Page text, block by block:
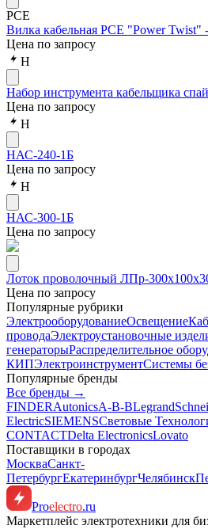
PCE
Вилка кабельная PCE "Power Twist"
Цена по запросу
Н
Набор инструмента кабельщика
Цена по запросу
Н
НАС-240-1Б
Цена по запросу
Н
НАС-300-1Б
Цена по запросу
Лоток проволочный ЛПр-
Цена по запросу
Популярные рубрики
ЭлектрооборудованиеОсвещение
проводаЭлектроустановочные
генераторыРаспределительное
КИПЭлектроинструментСистемы
Популярные бренды
Все бренды →
FINDERAutonicsA-B-BLegrand
ElectricSIEMENSСветовые
CONTACTDelta ElectronicsLovato
Поставщики в городах
МоскваСанкт-
ПетербургЕкатеринбургЧелябинск
Proelectro.ru
Маркетплейс электротехники для